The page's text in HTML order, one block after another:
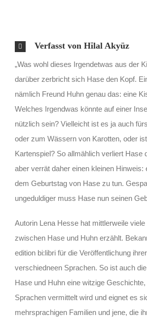
Verfasst von Hilal Akyüz
„Was wohl dieses Irgendetwas aus der
darüber zerbricht sich Hase den Kopf.
nämlich Freund Huhn genau das: eine
Welches Irgendwas könnte auf einer
nützlich sein? Vielleicht ist es ja auch
oder zum Wässern von Karotten, oder
Kartenspiel? So allmählich verliert Hase
aber verrät daher einen kleinen Hinweis:
dem Geburtstag von Hase zu tun.
ungeduldiger muss Hase nun seinen
Autorin Lena Hesse hat mittlerweile
zwischen Hase und Huhn erzählt.
edition bi:libri für die Veröffentlichung
verschiedneen Sprachen. So ist auch
Hase und Huhn eine witzige
Sprachen vermittelt wird und eignet es
mehrsprachigen Familien und jene, die